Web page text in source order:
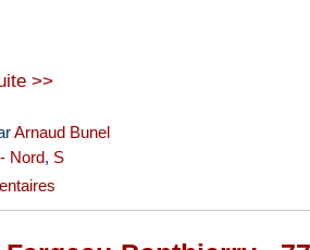
>>
Arnaud Bunel
Nord, S